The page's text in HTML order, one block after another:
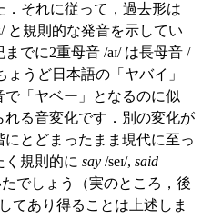
．それに従って，過去形は
と規則的な発音を示してい
でに2重母音 /aɪ/ は長母音 /
ょうど日本語の「ヤバイ」
「ヤベー」となるのに似
る音変化です．別の変化が
とどまったまま現代に至っ
く規則的に say /seɪ/, said
たでしょう（実のところ，後
てあり得ることは上述しま